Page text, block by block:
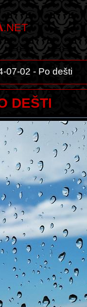
.NET
07-02 - Po dešti
DEŠTI